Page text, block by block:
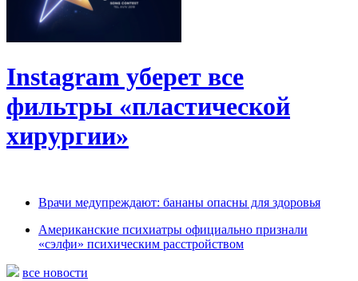
Instagram уберет все
фильтры «пластической
хирургии»
Врачи медупреждают: бананы опасны для здоровья
Американские психиатры официально признали
«сэлфи» психическим расстройством
все новости